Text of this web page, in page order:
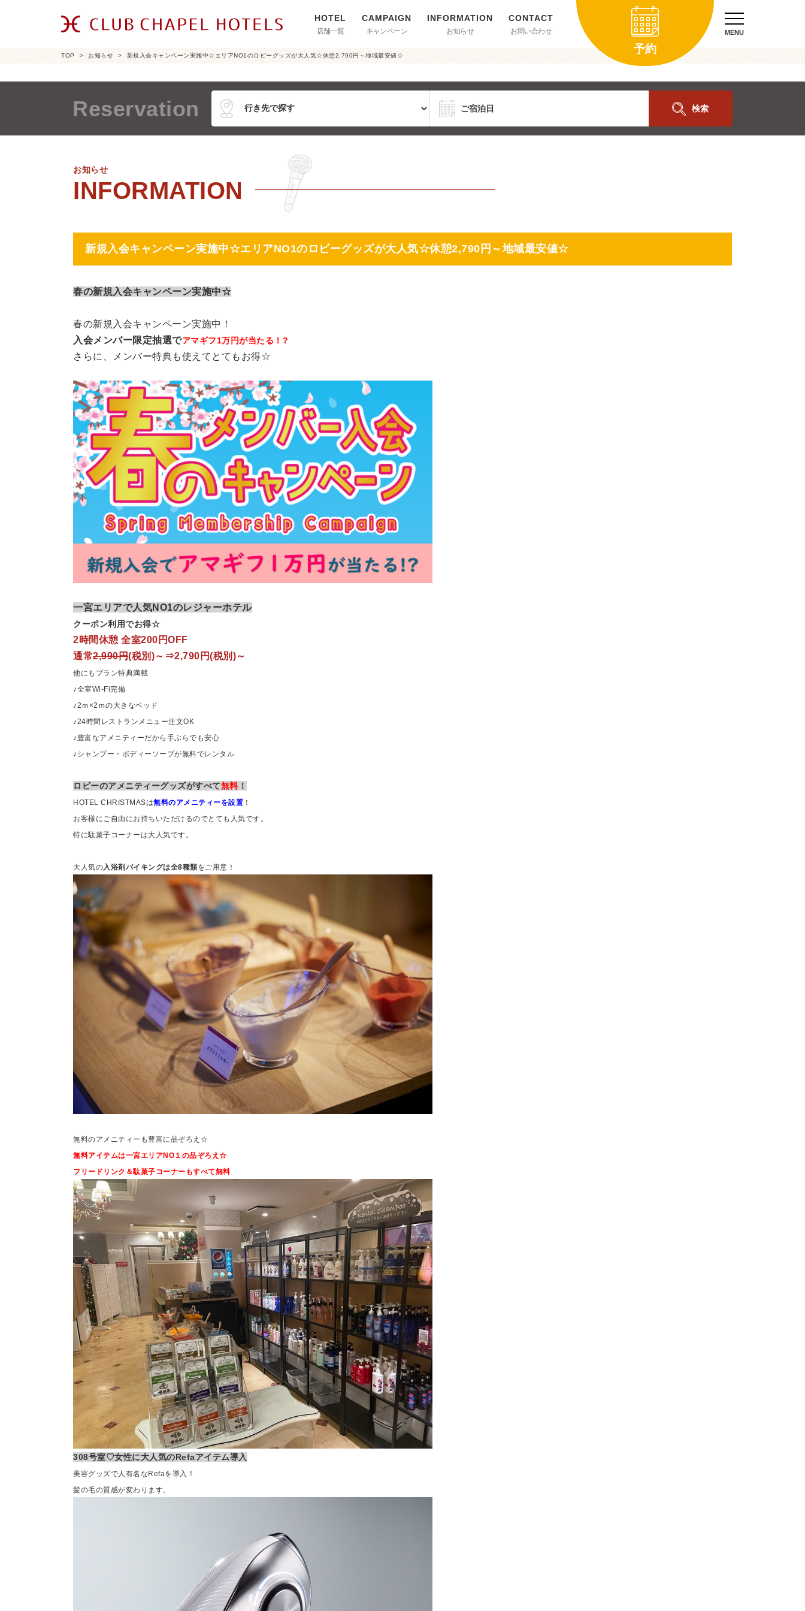
店舗一覧 キャンペーン お知らせ お問い合わせ
予約
MENU
TOP お知らせ 新規入会キャンペーン実施中☆エリアNO1のロビーグッズが大人気☆休憩2,790円～地域最安値☆
Reservation 検索
お知らせ
新規入会キャンペーン実施中☆エリアNO1のロビーグッズが大人気☆休憩2,790円～地域最安値☆
春の新規入会キャンペーン実施中☆
春の新規入会キャンペーン実施中！
入会メンバー限定抽選でアマギフ1万円が当たる！?
さらに、メンバー特典も使えてとてもお得☆
一宮エリアで人気NO1のレジャーホテル
クーポン利 用でお得☆
2時間休憩 全室200円OFF
通常2,990円(税別)～⇒2,790円(税別)～
他にもプラン特典満載
♪全室Wi-Fi完備
♪2ｍ×2ｍの大きなベッド
♪24時間レストランメニュー注文OK
♪豊富なアメニティーだから手ぶらでも安心
♪シャンプー・ボディーソープが無料でレンタル
ロビーのアメニティーグッズがすべて無料！
HOTEL CHRISTMASは無料のアメニティーを設置 ！
お客様にご自由にお持ちいただけるのでとても人気です。
特に駄菓子コーナーは大人気です。
大人気の入浴剤バイキングは全8種類をご用意！
無料のアメニティーも豊富に品ぞろえ☆
無料アイテムは一宮エリアNO１の品ぞろえ☆
フリードリンク＆駄菓子コーナーもすべて無料
308号室♡女性に大人気のRefaアイテム導入
美容グッズで人有名なRefaを導入！
髪の毛の質感が変わります。